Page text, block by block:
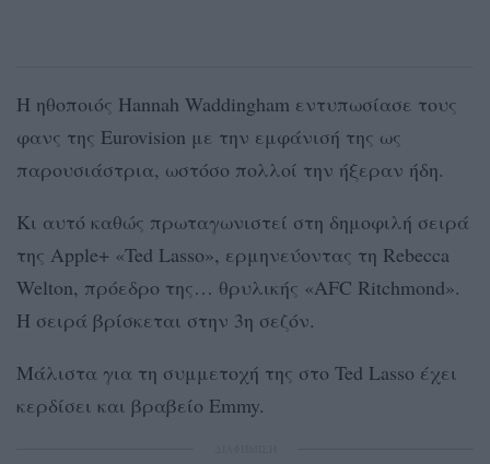
Η ηθοποιός Hannah Waddingham εντυπωσίασε τους
φανς της Eurovision με την εμφάνισή της ως
παρουσιάστρια, ωστόσο πολλοί την ήξεραν ήδη.
Κι αυτό καθώς πρωταγωνιστεί στη δημοφιλή σειρά
της Apple+ «Ted Lasso», ερμηνεύοντας τη Rebecca
Welton, πρόεδρο της… θρυλικής «AFC Ritchmond».
Η σειρά βρίσκεται στην 3η σεζόν.
Μάλιστα για τη συμμετοχή της στο Ted Lasso έχει
κερδίσει και βραβείο Emmy.